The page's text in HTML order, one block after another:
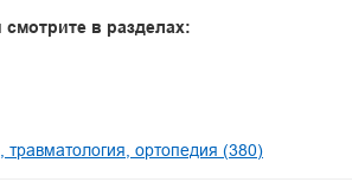
смотрите в разделах:
травматология, ортопедия (380)